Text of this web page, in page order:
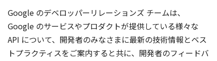
Google のデベロッパーリレーションズ チームは、
Google のサービスやプロダクトが提供している様々な
API について、開発者のみなさまに最新の技術情報とベス
トプラクティスをご案内すると共に、開発者のフィードバ